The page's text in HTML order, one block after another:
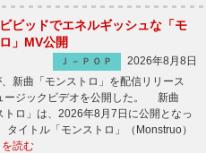
ビッドでエネルギッシュな「モ
」MV公開
Ｊ－ＰＯＰ
2026年8月8日
新曲「モンストロ」を配信リリース
ージックビデオを公開した。 新曲
トロ」は、2026年8月7日に公開となっ
イトル「モンストロ」（Monstruo）
読む